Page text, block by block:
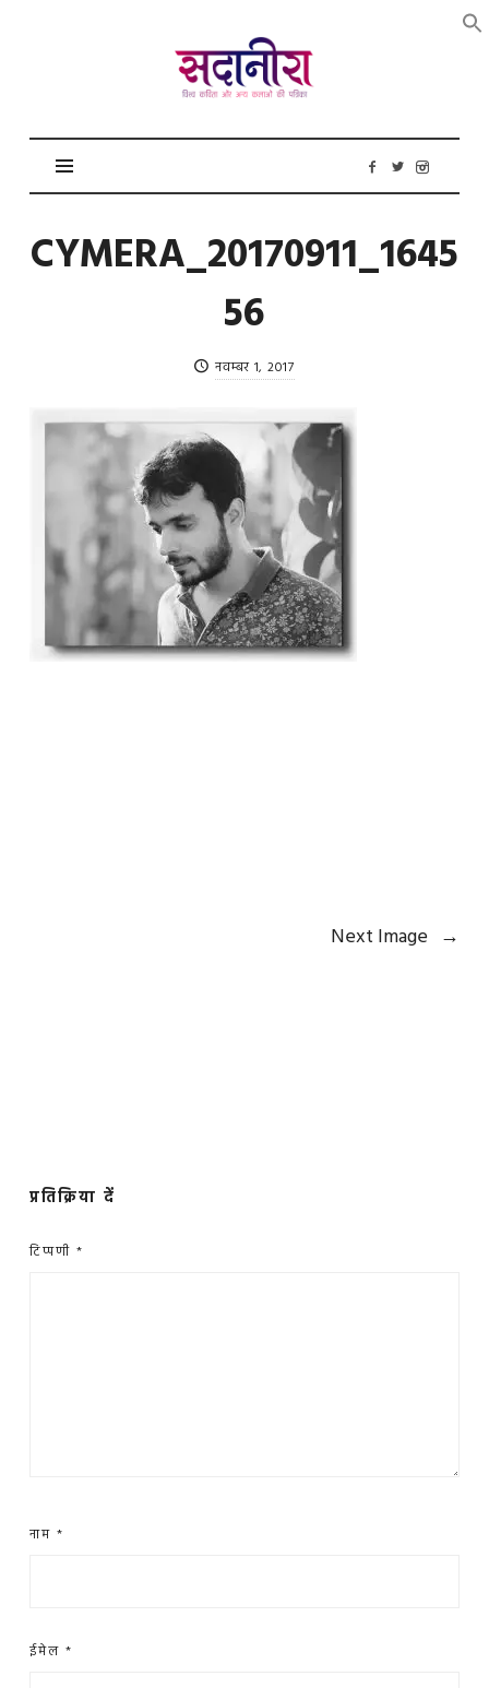
सदानीरा
CYMERA_20170911_1645
56
नवम्बर 1, 2017
Next Image →
प्रतिक्रिया दें
टिप्पणी *
नाम *
ईमेल *